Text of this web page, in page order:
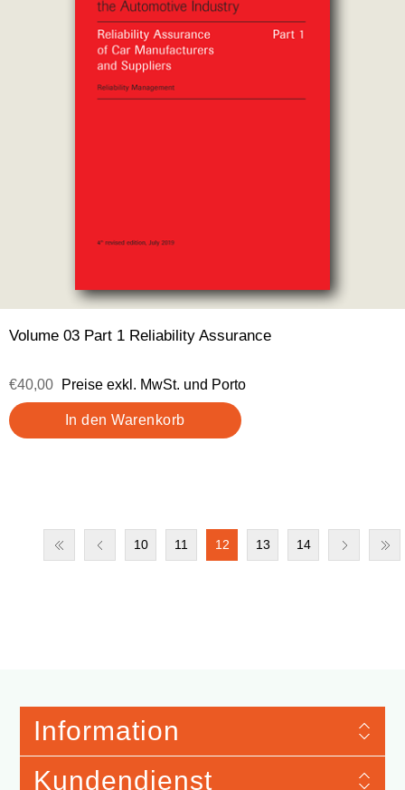
Volume 03 Part 1 Reliability Assurance
€40,00 Preise exkl. MwSt. und Porto
10 11 12 13 14
Information
Kundendienst